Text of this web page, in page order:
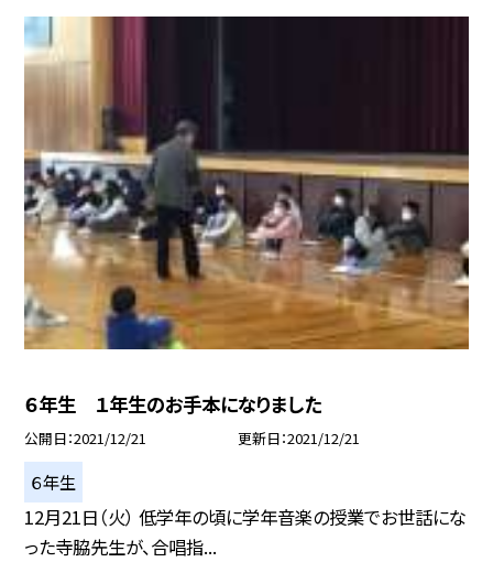
６年生 １年生のお手本になりました
公開日 2021/12/21 更新日 2021/12/21
６年生
12月21日（火） 低学年の頃に学年音楽の授業でお世話にな
った寺脇先生が、合唱指...